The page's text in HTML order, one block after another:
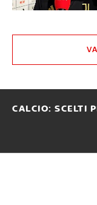
CALCIO: SCELTI